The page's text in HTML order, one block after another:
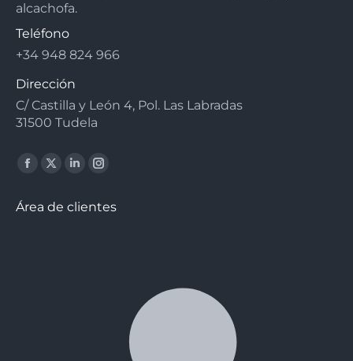
alcachofa.
Teléfono
+34 948 824 966
Dirección
C/ Castilla y León 4, Pol. Las Labradas
31500 Tudela
Facebook
opens
X
opens
Linkedin
opens
Instagram
opens
Área de clientes